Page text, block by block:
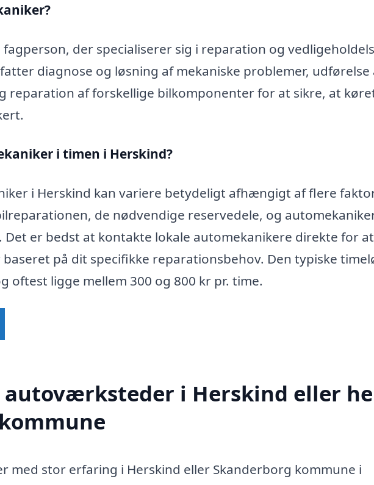
der specialiserer sig i reparation og
diagnose og løsning af mekaniske problemer, udførelse
reparation af forskellige bilkomponenter for at sikre, at
i timen i Herskind?
i Herskind kan variere betydeligt afhængigt af flere
de nødvendige reservedele, og
er bedst at kontakte lokale automekanikere direkte for
på dit specifikke reparationsbehov. Den typiske
oftest ligge mellem 300 og 800 kr pr. time.
autoværksteder i Herskind eller
med stor erfaring i Herskind eller Skanderborg kommune i